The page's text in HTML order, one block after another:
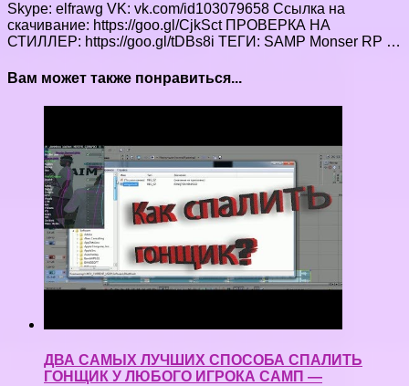
Skype: elfrawg VK: vk.com/id103079658 Ссылка на
скачивание: https://goo.gl/CjkSct ПРОВЕРКА НА
СТИЛЛЕР: https://goo.gl/tDBs8i ТЕГИ: SAMP Monser RP …
Вам может также понравиться...
ДВА САМЫХ ЛУЧШИХ СПОСОБА СПАЛИТЬ
ГОНЩИК У ЛЮБОГО ИГРОКА САМП —